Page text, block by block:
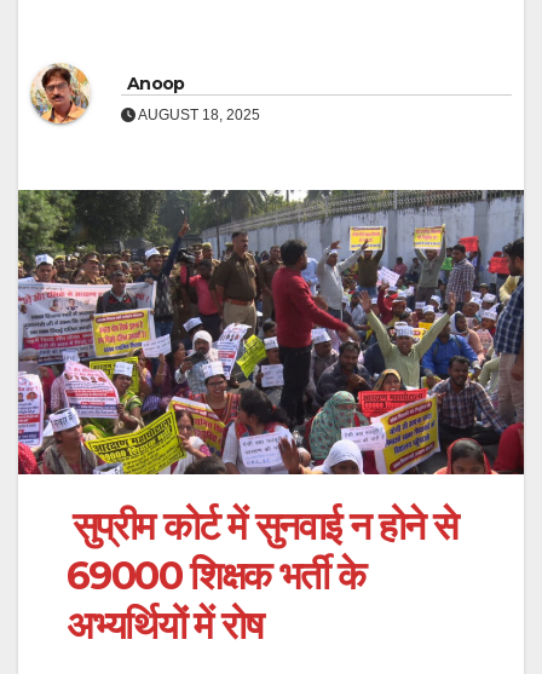
Anoop
AUGUST 18, 2025
सुप्रीम कोर्ट में सुनवाई न होने से
69000 शिक्षक भर्ती के
अभ्यर्थियों में रोष